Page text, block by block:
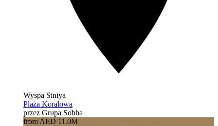
Wyspa Siniya
Plaża Koralowa
przez Grupa Sobha
from AED 11.0M